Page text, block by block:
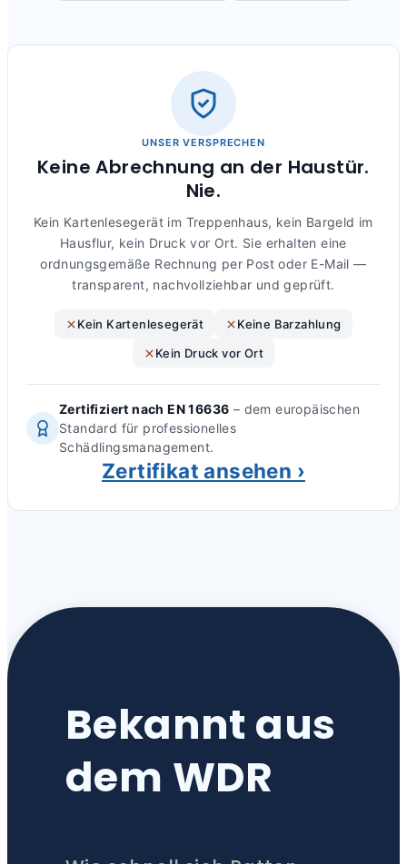
UNSER VERSPRECHEN
Keine Abrechnung an der Haustür.
Nie.
Kein Kartenlesegerät im Treppenhaus, kein Bargeld im
Hausflur, kein Druck vor Ort. Sie erhalten eine
ordnungsgemäße Rechnung per Post oder E-Mail —
transparent, nachvollziehbar und geprüft.
Kein Kartenlesegerät
Keine Barzahlung
Kein Druck vor Ort
Zertifiziert nach EN 16636 – dem europäischen
Standard für professionelles
Schädlingsmanagement.
Zertifikat ansehen ›
Bekannt aus
dem WDR